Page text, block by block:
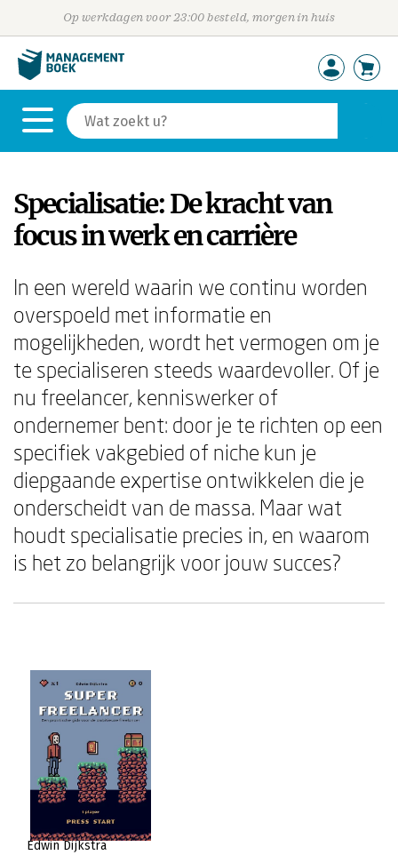
Op werkdagen voor 23:00 besteld, morgen in huis
Specialisatie: De kracht van
focus in werk en carrière
In een wereld waarin we continu worden
overspoeld met informatie en
mogelijkheden, wordt het vermogen om je
te specialiseren steeds waardevoller. Of je
nu freelancer, kenniswerker of
ondernemer bent: door je te richten op een
specifiek vakgebied of niche kun je
diepgaande expertise ontwikkelen die je
onderscheidt van de massa. Maar wat
houdt specialisatie precies in, en waarom
is het zo belangrijk voor jouw succes?
Edwin Dijkstra